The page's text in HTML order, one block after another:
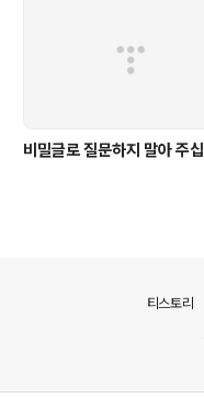
비밀글로 질문하지 말아 주
티스토리